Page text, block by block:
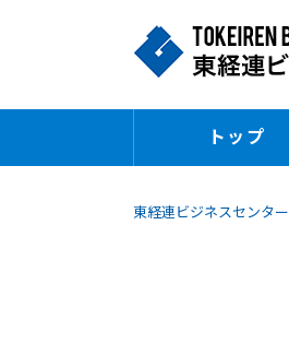
トップ
東経連ビジネスセンター